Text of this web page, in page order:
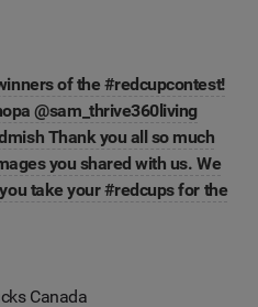
of the #redcupcontest!
@sam_thrive360living
Thank you all so much
you shared with us. We
take your #redcups for the
Canada